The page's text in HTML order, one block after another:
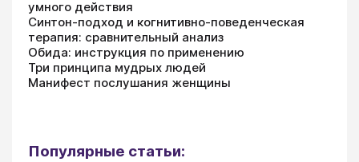
умного действия
Синтон-подход и когнитивно-поведенческая
терапия: сравнительный анализ
Обида: инструкция по применению
Три принципа мудрых людей
Манифест послушания женщины
Популярные статьи: